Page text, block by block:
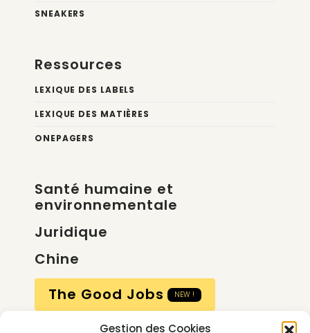
Gestion des Cookies
SNEAKERS
Ressources
LEXIQUE DES LABELS
LEXIQUE DES MATIÈRES
ONEPAGERS
Santé humaine et
environnementale
Juridique
Chine
The Good Jobs
NEW !